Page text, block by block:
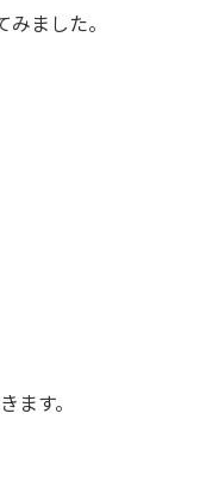
みました。
ます。